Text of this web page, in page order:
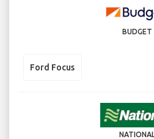
BUDGET
Ford Focus
NATIONAL